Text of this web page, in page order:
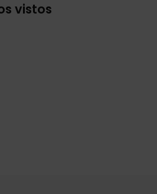
vistos